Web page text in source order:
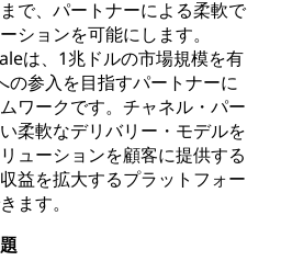
で、パートナーによる柔軟で
ションを可能にします。
は、1兆ドルの市場規模を有
の参入を目指すパートナーに
ワークです。チャネル・パー
柔軟なデリバリー・モデルを
ューションを顧客に提供する
益を拡大するプラットフォー
ます。